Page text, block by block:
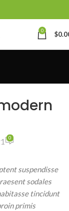
0 $
0
suspendisse
sodales
tincidunt
primis